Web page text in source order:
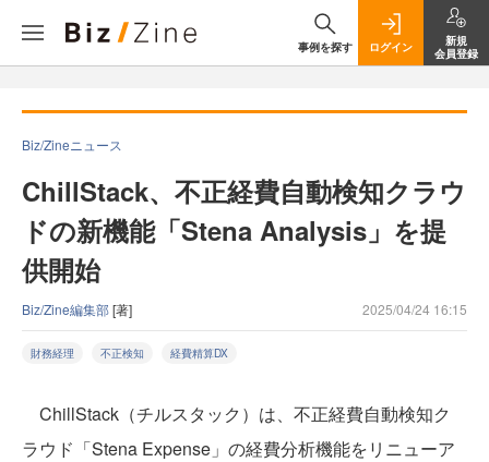
事例を探す ログイン
新規
会員登録
Biz/Zineニュース
ChillStack、不正経費自動検知クラウ
ドの新機能「Stena Analysis」を提
供開始
Biz/Zine編集部[著] 2025/04/24 16:15
財務経理 不正検知 経費精算DX
ChillStack（チルスタック）は、不正経費自動検知ク
ラウド「Stena Expense」の経費分析機能をリニューア